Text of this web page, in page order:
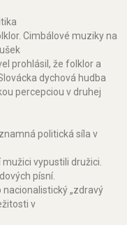
Cimbálové muziky na
prohlásil, že folklor a
dychová hudba
percepciou v druhej
politická síla v
vypustili družici.
písní.
nacionalistický „zdravý
v